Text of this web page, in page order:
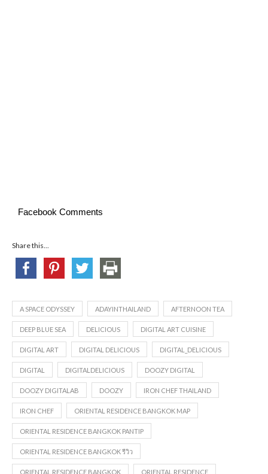
Facebook Comments
Share this...
A SPACE ODYSSEY ADAYINTHAILAND AFTERNOON TEA
DEEP BLUE SEA DELICIOUS DIGITAL ART CUISINE
DIGITAL ART DIGITAL DELICIOUS DIGITAL_DELICIOUS
DIGITAL DIGITALDELICIOUS DOOZY DIGITAL
DOOZY DIGITALAB DOOZY IRON CHEF THAILAND
IRON CHEF ORIENTAL RESIDENCE BANGKOK MAP
ORIENTAL RESIDENCE BANGKOK PANTIP
ORIENTAL RESIDENCE BANGKOK รีวิว
ORIENTAL RESIDENCE BANGKOK ORIENTAL RESIDENCE